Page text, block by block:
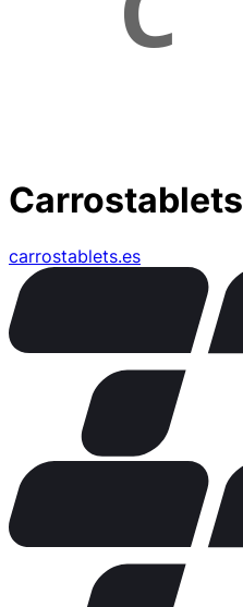
Carrostablets
carrostablets.es